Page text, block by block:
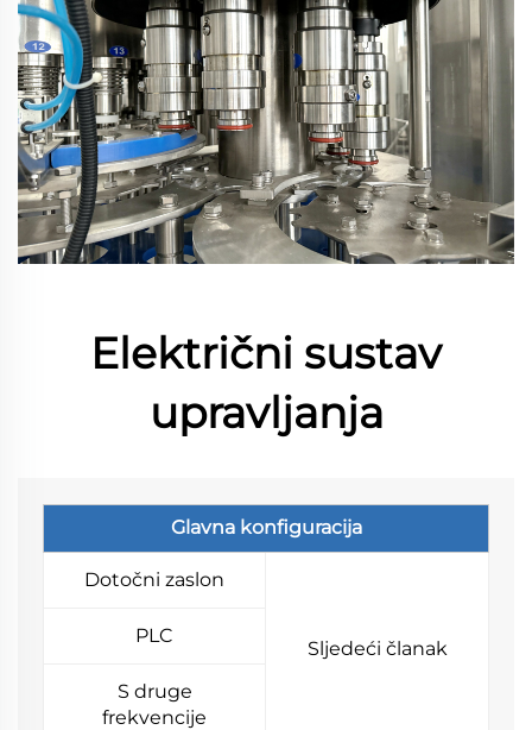
Električni sustav
upravljanja
Glavna konfiguracija
Dotočni zaslon
Sljedeći članak
PLC
S druge
frekvencije